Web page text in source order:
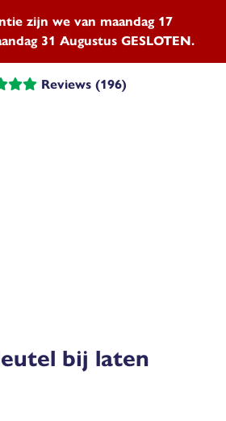
zijn we van maandag 17
31 Augustus GESLOTEN.
Reviews (196)
bij laten